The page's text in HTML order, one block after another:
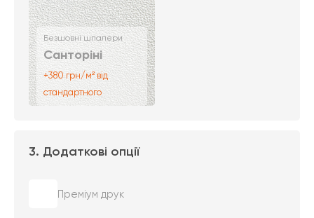
Безшовні шпалери
Санторіні
+380 грн/м² від
стандартного
3. Додаткові опції
Преміум друк